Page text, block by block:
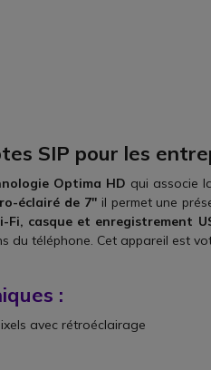
SIP pour les
Optima HD qui associe
éclairé de 7''il permet une
casque et enregistrement
du téléphone. Cet appareil est
:
avec rétroéclairage